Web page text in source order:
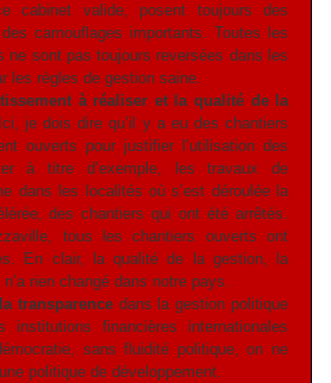
cabinet valide, posent toujours des
camouflages importants. Toutes les
ne sont pas toujours reversées dans les
les règles de gestion saine.
à réaliser et la qualité de la
je dois dire qu’il y a eu des chantiers
ouverts pour justifier l’utilisation des
à titre d’exemple, les travaux de
dans les localités où s’est déroulée la
des chantiers qui ont été arrêtés.
tous les chantiers ouverts ont
En clair, la qualité de la gestion, la
rien changé dans notre pays.
transparence dans la gestion politique
financières internationales
sans fluidité politique, on ne
politique de développement.